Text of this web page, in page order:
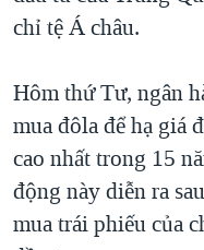
chỉ tệ Á châu.
Hôm thứ Tư, ngân
mua đôla để hạ giá
cao nhất trong 15
động này diễn ra
mua trái phiếu của